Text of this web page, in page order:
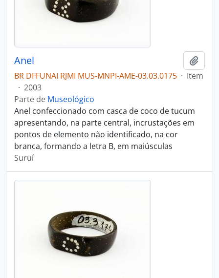
Anel
BR DFFUNAI RJMI MUS-MNPI-AME-03.03.0175 · Item
· 2003
Parte de Museológico
Anel confeccionado com casca de coco de tucum
apresentando, na parte central, incrustações em
pontos de elemento não identificado, na cor
branca, formando a letra B, em maiúsculas
Suruí